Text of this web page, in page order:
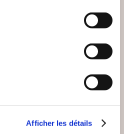
Afficher les détails
(0 avis)
Serge Collombat
(RE)PRENDS TON
Poésies